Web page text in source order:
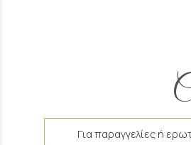
Για παραγγελίες ή